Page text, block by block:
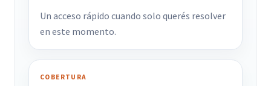
Un acceso rápido cuando solo querés resolver
en este momento.
COBERTURA